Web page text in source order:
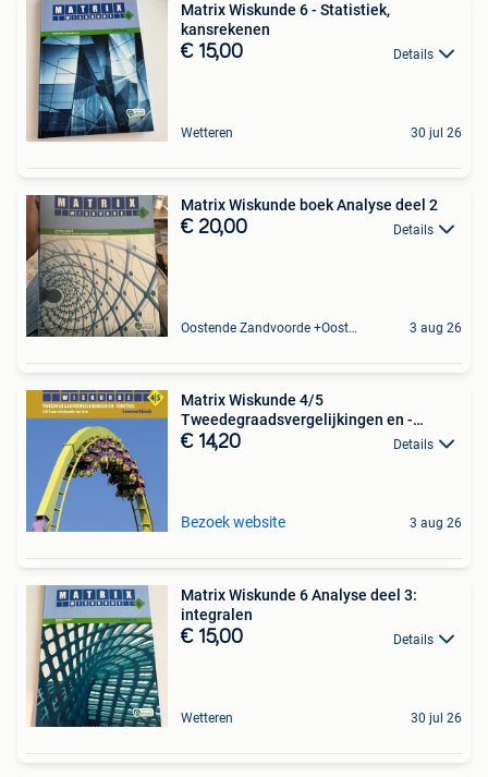
Matrix Wiskunde 6 - Statistiek,
kansrekenen
€ 15,00 Details
Wetteren 30 jul 26
Matrix Wiskunde boek Analyse deel 2
€ 20,00 Details
Oostende Zandvoorde +Oostende 3 aug 26
Matrix Wiskunde 4/5
Tweedegraadsvergelijkingen en -
functies
€ 14,20 Details
Bezoek website 3 aug 26
Matrix Wiskunde 6 Analyse deel 3:
integralen
€ 15,00 Details
Wetteren 30 jul 26